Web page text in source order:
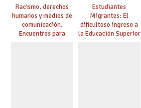
Racismo, derechos
humanos y medios de
comunicación.
Encuentros para
Estudiantes
Migrantes: El
dificultoso ingreso a
la Educación Superior